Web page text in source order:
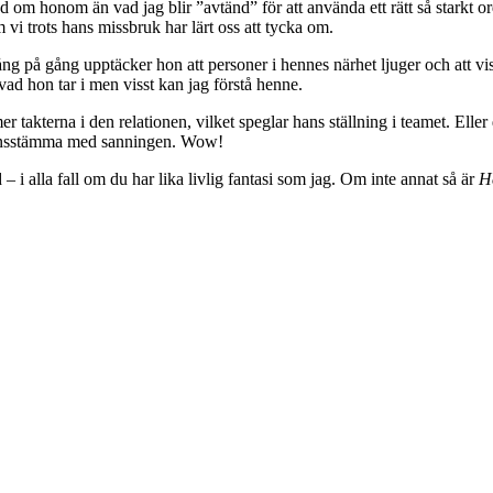
honom än vad jag blir ”avtänd” för att använda ett rätt så starkt
trots hans missbruk har lärt oss att tycka om.
på gång upptäcker hon att personer i hennes närhet ljuger och att
hon tar i men visst kan jag förstå henne.
takterna i den relationen, vilket speglar hans ställning i teamet.
med sanningen. Wow!
i alla fall om du har lika livlig fantasi som jag. Om inte annat så är